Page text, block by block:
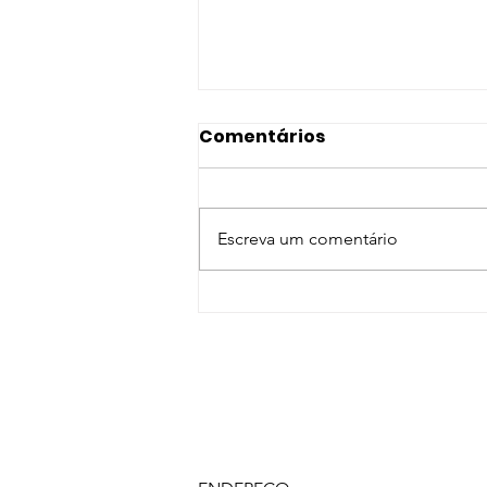
Comentários
Escreva um comentário